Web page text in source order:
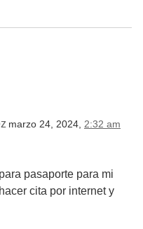
marzo 24, 2024, 2:32 am
pasaporte para mi
cita por internet y